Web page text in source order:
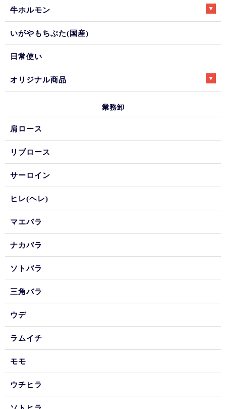
牛ホルモン
いがやもちぶた(国産)
日常使い
オリジナル商品
業務卸
肩ロース
リブロース
サーロイン
ヒレ(ヘレ)
マエバラ
ナカバラ
ソトバラ
三角バラ
ウデ
ラムイチ
モモ
ウチヒラ